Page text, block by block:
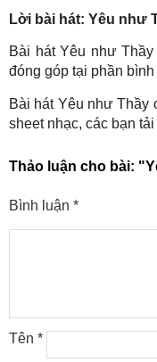
Lời bài hát: Yêu như
Bài hát Yêu như
đóng góp tại phần
Bài hát Yêu như Thầy
sheet nhạc, các bạn
Thảo luận cho bài:
Bình luận *
Tên *